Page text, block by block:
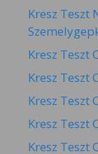
Kresz Teszt
Kresz Teszt
Kresz Teszt
Kresz Teszt
Kresz Teszt
Kresz Teszt